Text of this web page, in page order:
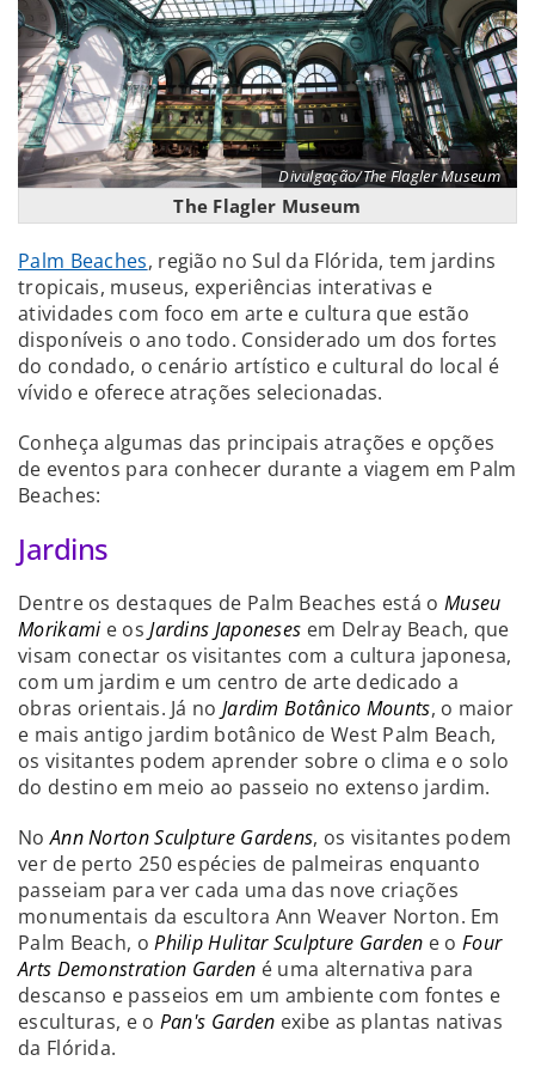
Divulgação/The Flagler Museum
The Flagler Museum
Palm Beaches, região no Sul da Flórida, tem jardins
tropicais, museus, experiências interativas e
atividades com foco em arte e cultura que estão
disponíveis o ano todo. Considerado um dos fortes
do condado, o cenário artístico e cultural do local é
vívido e oferece atrações selecionadas.
Conheça algumas das principais atrações e opções
de eventos para conhecer durante a viagem em Palm
Beaches:
Jardins
Dentre os destaques de Palm Beaches está o Museu
Morikamie osJardins Japoneses em Delray Beach, que
visam conectar os visitantes com a cultura japonesa,
com um jardim e um centro de arte dedicado a
obras orientais. Já no Jardim Botânico Mounts, o maior
e mais antigo jardim botânico de West Palm Beach,
os visitantes podem aprender sobre o clima e o solo
do destino em meio ao passeio no extenso jardim.
NoAnn Norton Sculpture Gardens, os visitantes podem
ver de perto 250 espécies de palmeiras enquanto
passeiam para ver cada uma das nove criações
monumentais da escultora Ann Weaver Norton. Em
Palm Beach, oPhilip Hulitar Sculpture Garden e oFour
Arts Demonstration Garden é uma alternativa para
descanso e passeios em um ambiente com fontes e
esculturas, e o Pan's Garden exibe as plantas nativas
da Flórida.